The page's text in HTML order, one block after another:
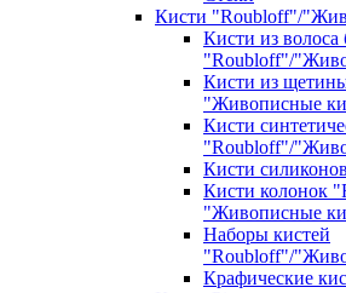
Кисти "Roubloff"/
Кисти из волоса
"Roubloff"/
Кисти из
"Живописные
Кисти
"Roubloff"/
Кисти
Кисти колонок
"Живописные
Наборы кистей
"Roubloff"/
Крафические